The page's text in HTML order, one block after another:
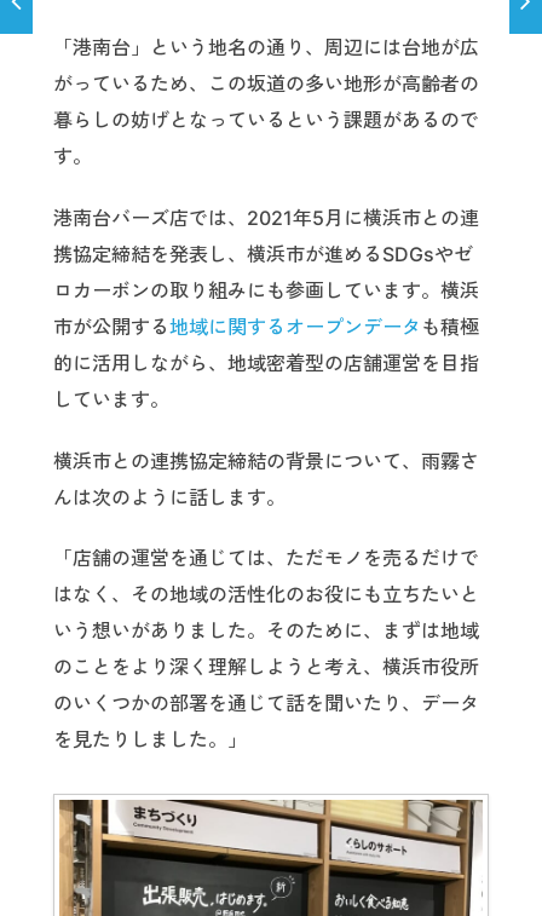
「港南台」という地名の通り、周辺には台地が広
がっているため、この坂道の多い地形が高齢者の
暮らしの妨げとなっているという課題があるので
す。
港南台バーズ店では、2021年5月に横浜市との連
携協定締結を発表し、横浜市が進めるSDGsやゼ
ロカーボンの取り組みにも参画しています。横浜
市が公開する地域に関するオープンデータ も積極
的に活用しながら、地域密着型の店舗運営を目指
しています。
横浜市との連携協定締結の背景について、雨霧さ
んは次のように話します。
「店舗の運営を通じては、ただモノを売るだけで
はなく、その地域の活性化のお役にも立ちたいと
いう想いがありました。そのために、まずは地域
のことをより深く理解しようと考え、横浜市役所
のいくつかの部署を通じて話を聞いたり、データ
を見たりしました。」